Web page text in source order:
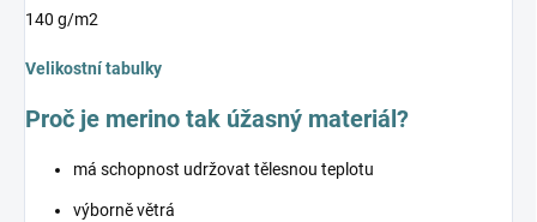
140 g/m2
Velikostní tabulky
Proč je merino tak úžasný materiál?
má schopnost udržovat tělesnou teplotu
výborně větrá